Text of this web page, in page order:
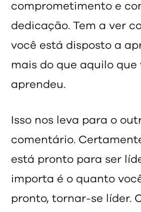
comprometimento e
dedicação. Tem a ver
você está disposto a
mais do que aquilo que
aprendeu.
Isso nos leva para o
comentário.
está pronto para ser
importa é o quanto
pronto, tornar-se líder.